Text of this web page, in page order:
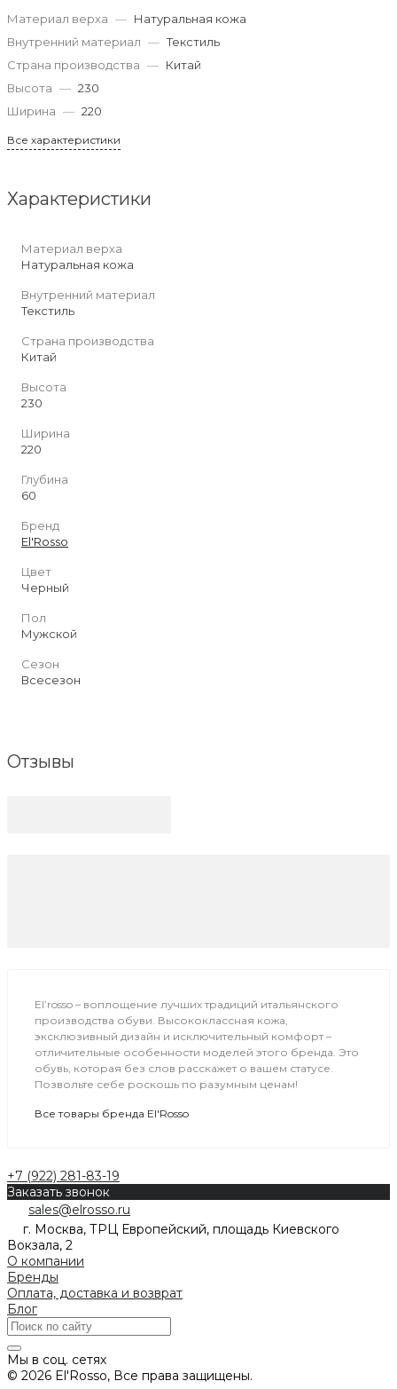
Материал верха — Натуральная кожа
Внутренний материал — Текстиль
Страна производства — Китай
Высота — 230
Ширина — 220
Все характеристики
Характеристики
Материал верха
Натуральная кожа
Внутренний материал
Текстиль
Страна производства
Китай
Высота
230
Ширина
220
Глубина
60
Бренд
El'Rosso
Цвет
Черный
Пол
Мужской
Сезон
Всесезон
Отзывы
El’rosso – воплощение лучших традиций итальянского
производства обуви. Высококлассная кожа,
эксклюзивный дизайн и исключительный комфорт –
отличительные особенности моделей этого бренда. Это
обувь, которая без слов расскажет о вашем статусе.
Позвольте себе роскошь по разумным ценам!
Все товары бренда El'Rosso
+7 (922) 281-83-19
Заказать звонок
sales@elrosso.ru
г. Москва, ТРЦ Европейский, площадь Киевского
Вокзала, 2
О компании
Бренды
Оплата, доставка и возврат
Блог
Мы в соц. сетях
© 2026 El'Rosso, Все права защищены.